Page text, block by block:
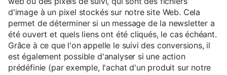
d'image à un pixel stockés sur notre site Web. Cela
permet de déterminer si un message de la newsletter a
été ouvert et quels liens ont été cliqués, le cas échéant.
Grâce à ce que l'on appelle le suivi des conversions, il
est également possible d'analyser si une action
prédéfinie (par exemple, l'achat d'un produit sur notre